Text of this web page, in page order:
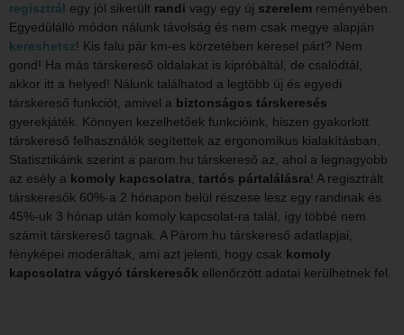
regisztrál egy jól sikerült randi vagy egy új szerelem reményében.
Egyedülálló módon nálunk távolság és nem csak megye alapján
kereshetsz! Kis falu pár km-es körzetében keresel párt? Nem
gond! Ha más társkereső oldalakat is kipróbáltál, de csalódtál,
akkor itt a helyed! Nálunk találhatod a legtöbb új és egyedi
társkereső funkciót, amivel a biztonságos társkeresés
gyerekjáték. Könnyen kezelhetőek funkcióink, hiszen gyakorlott
társkereső felhasználók segítettek az ergonomikus kialakításban.
Statisztikáink szerint a parom.hu társkereső az, ahol a legnagyobb
az esély a komoly kapcsolatra tartós pártalálásra! A regisztrált
társkeresők 60%-a 2 hónapon belül részese lesz egy randinak és
45%-uk 3 hónap után komoly kapcsolat-ra talál, így többé nem
számít társkereső tagnak. A Párom.hu társkereső adatlapjai,
fényképei moderáltak, ami azt jelenti, hogy csak komoly
kapcsolatra vágyó társkeresők ellenőrzött adatai kerülhetnek fel.